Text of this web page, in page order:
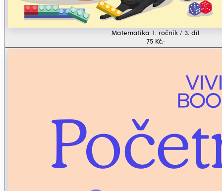
Matematika 1. ročník / 3. díl
75 Kč,-